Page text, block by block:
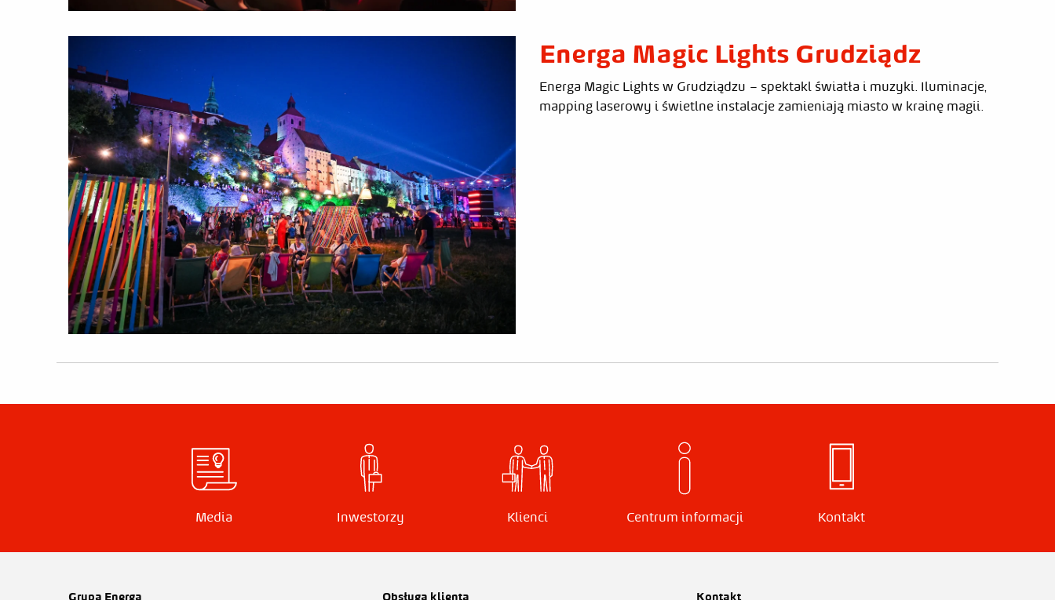
Energa Magic Lights Grudziądz
Energa Magic Lights w Grudziądzu – spektakl światła i muzyki. Iluminacje,
mapping laserowy i świetlne instalacje zamieniają miasto w krainę magii.
Media Inwestorzy Klienci Centrum informacji Kontakt
Grupa Energa Obsługa klienta Kontakt